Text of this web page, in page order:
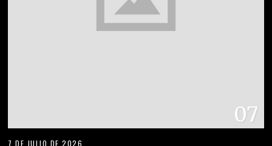
07
7 DE JULIO DE 2026